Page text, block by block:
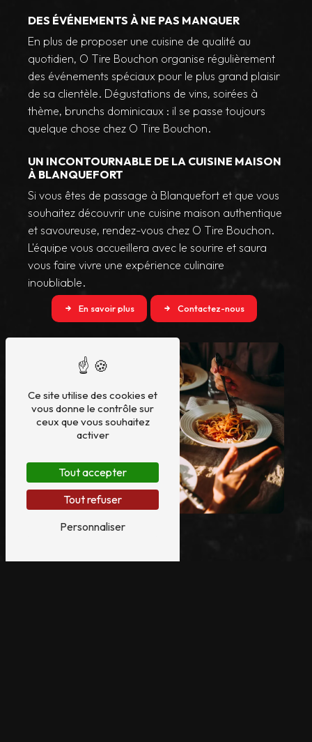
DES ÉVÉNEMENTS À NE PAS MANQUER
En plus de proposer une cuisine de qualité au
quotidien, O Tire Bouchon organise régulièrement
des événements spéciaux pour le plus grand plaisir
de sa clientèle. Dégustations de vins, soirées à
thème, brunchs dominicaux : il se passe toujours
quelque chose chez O Tire Bouchon.
UN INCONTOURNABLE DE LA CUISINE MAISON
À BLANQUEFORT
Si vous êtes de passage à Blanquefort et que vous
souhaitez découvrir une cuisine maison authentique
et savoureuse, rendez-vous chez O Tire Bouchon.
L'équipe vous accueillera avec le sourire et saura
vous faire vivre une expérience culinaire
inoubliable.
En savoir plus Contactez-nous
Ce site utilise des cookies et
vous donne le contrôle sur
ceux que vous souhaitez
activer
Tout accepter
Tout refuser
Personnaliser